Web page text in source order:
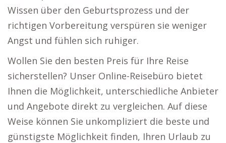
Wissen über den Geburtsprozess und der
richtigen Vorbereitung verspüren sie weniger
Angst und fühlen sich ruhiger.
Wollen Sie den besten Preis für Ihre Reise
sicherstellen? Unser Online-Reisebüro bietet
Ihnen die Möglichkeit, unterschiedliche Anbieter
und Angebote direkt zu vergleichen. Auf diese
Weise können Sie unkompliziert die beste und
günstigste Möglichkeit finden, Ihren Urlaub zu